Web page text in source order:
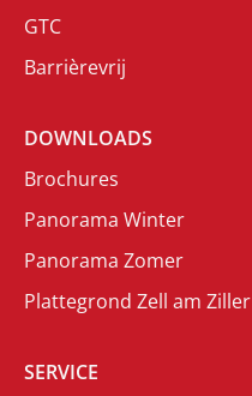
GTC
Barrièrevrij
DOWNLOADS
Brochures
Panorama Winter
Panorama Zomer
Plattegrond Zell am Ziller
SERVICE